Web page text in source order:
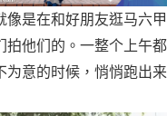
像是在和好朋友逛马六
拍他们的。一整个上午
为意的时候，悄悄跑出